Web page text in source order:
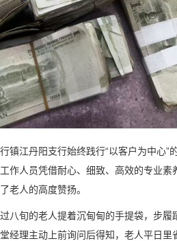
江丹阳支行始终践行“以客户为中心”
作人员凭借耐心、细致、高效的专业
老人的高度赞扬。
八旬的老人提着沉甸甸的手提袋，步
经理主动上前询问后得知，老人平日